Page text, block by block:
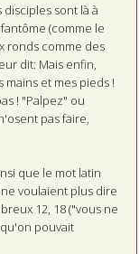
sont là à
(comme le
ronds comme des
dit: Mais enfin,
et mes pieds !
! "Palpez" ou
pas faire,
que le mot latin
voulaient plus dire
12, 18 ("vous ne
pouvait